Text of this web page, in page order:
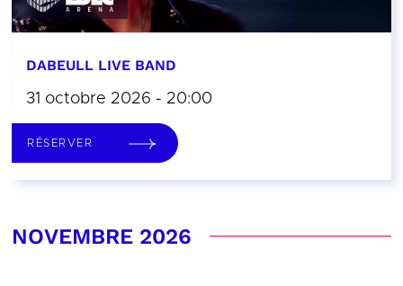
DABEULL LIVE BAND
31 octobre 2026 - 20:00
RÉSERVER
NOVEMBRE 2026